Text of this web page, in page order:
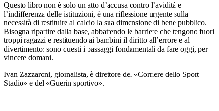
Questo libro non è solo un atto d’accusa contro l’avidità e
l’indifferenza delle istituzioni, è una riflessione urgente sulla
necessità di restituire al calcio la sua dimensione di bene pubblico.
Bisogna ripartire dalla base, abbattendo le barriere che tengono fuori
troppi ragazzi e restituendo ai bambini il diritto all’errore e al
divertimento: sono questi i passaggi fondamentali da fare oggi, per
vincere domani.
Ivan Zazzaroni, giornalista, è direttore del «Corriere dello Sport –
Stadio» e del «Guerin sportivo».